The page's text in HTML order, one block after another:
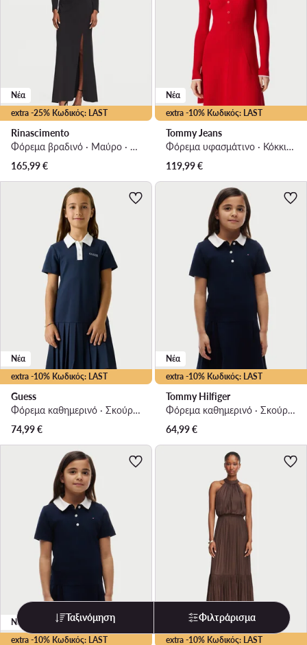
extra -25% Κωδικός: LAST
Νέα
Rinascimento
Φόρεμα βραδινό · Μαύρο · Maxi
165,99€
extra -10% Κωδικός: LAST
Νέα
Tommy Jeans
Φόρεμα υφασμάτινο · Κόκκινο · Mini
119,99€
extra -10% Κωδικός: LAST
Νέα
Guess
Φόρεμα καθημερινό · Σκούρο μπλε
74,99€
extra -10% Κωδικός: LAST
Νέα
Tommy Hilfiger
Φόρεμα καθημερινό · Σκούρο μπλε
64,99€
extra -10% Κωδικός: LAST
Νέα
extra -10% Κωδικός: LAST
Ταξινόμηση Φιλτράρισμα